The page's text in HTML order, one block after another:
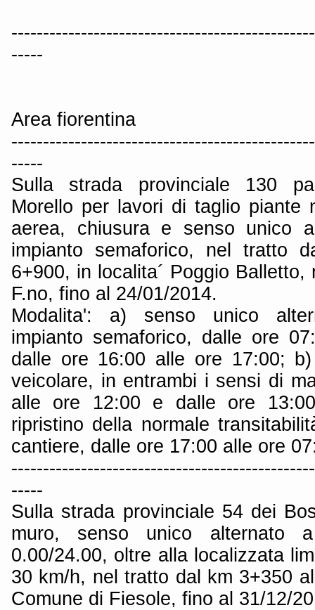
-----
Area fiorentina
-----
Sulla strada provinciale 130
Morello per lavori di taglio piante
aerea, chiusura e senso unico
impianto semaforico, nel tratto
6+900, in localita´ Poggio
F.no, fino al 24/01/2014.
Modalita': a) senso unico
impianto semaforico, dalle ore
dalle ore 16:00 alle ore 17:00;
veicolare, in entrambi i sensi di
alle ore 12:00 e dalle ore
ripristino della normale
cantiere, dalle ore 17:00 alle ore
-----
Sulla strada provinciale 54 dei
muro, senso unico alternato
0.00/24.00, oltre alla localizzata
30 km/h, nel tratto dal km 3+350
Comune di Fiesole, fino al 31/12/